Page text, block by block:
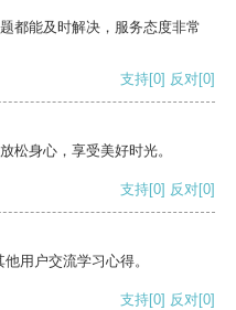
都能及时解决，服务态度非常
支持[0] 反对[0]
松身心，享受美好时光。
支持[0] 反对[0]
用户交流学习心得。
支持[0] 反对[0]